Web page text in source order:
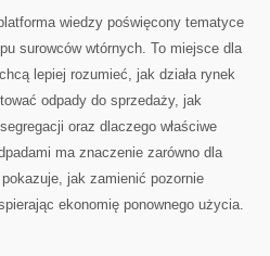
wiedzy poświęcony tematyce
surowców wtórnych. To miejsce dla
lepiej rozumieć, jak działa rynek
odpady do sprzedaży, jak
oraz dlaczego właściwe
ma znaczenie zarówno dla
jak zamienić pozornie
ekonomię ponownego użycia.